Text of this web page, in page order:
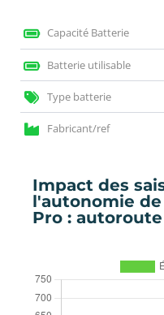
Capacité Batterie
Batterie utilisable
Type batterie
Fabricant/ref
Impact des
l'autonomie de
Pro :